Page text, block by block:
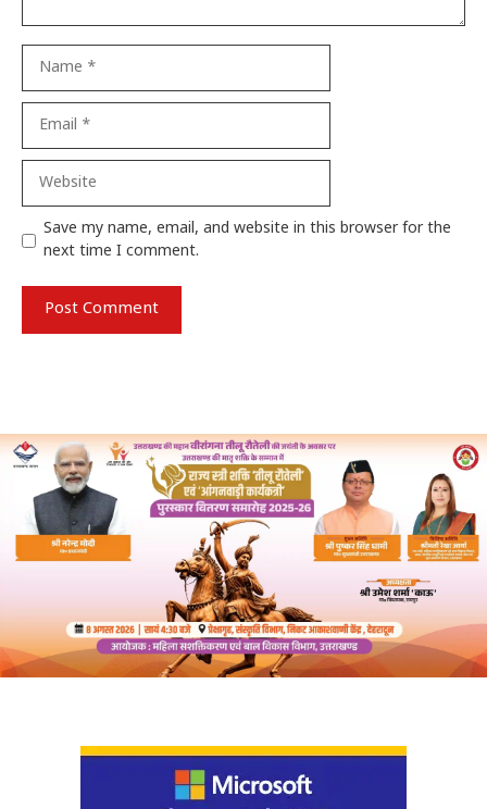
Website
Save my name, email, and website in this browser for the
next time I comment.